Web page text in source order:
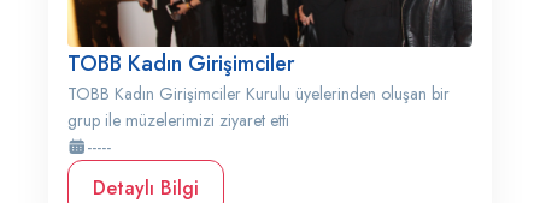
TOBB Kadın Girişimciler
TOBB Kadın Girişimciler Kurulu üyelerinden oluşan bir
grup ile müzelerimizi ziyaret etti
-----
Detaylı Bilgi